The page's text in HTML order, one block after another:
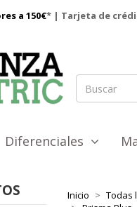
a 150€* | Tarjeta de
Diferenciales
Inicio Todas